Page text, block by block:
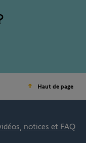
Haut de page
notices et FAQ